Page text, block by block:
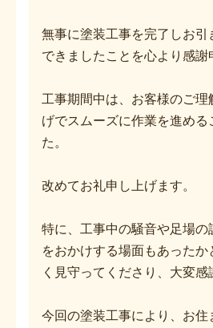
無事に塗装工事を完了しお
できましたことを心より感謝
工事期間中は、お客様のご
げでスムーズに作業を進める
た。
改めてお礼申し上げます。
特に、工事中の騒音や足場の
をおかけする場面もあった
く見守ってくださり、大変感
今回の塗装工事により、お住